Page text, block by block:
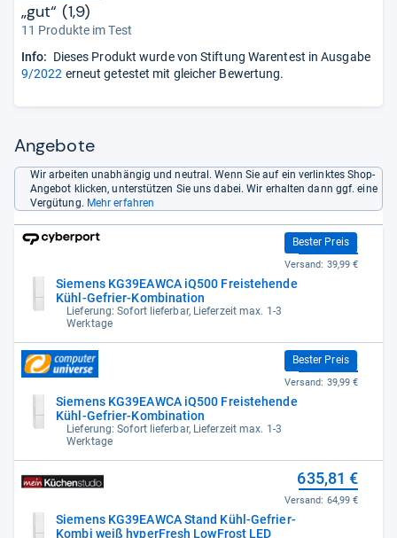
„gut“ (1,9)
11 Produkte im Test
Info: Dieses Produkt wurde von Stiftung Warentest in Ausgabe
9/2022 erneut getestet mit gleicher Bewertung.
Angebote
Wir arbeiten unabhängig und neutral. Wenn Sie auf ein verlinktes Shop-
Angebot klicken, unterstützen Sie uns dabei. Wir erhalten dann ggf. eine
Vergütung. Mehr erfahren
Siemens KG39EAWCA iQ500 Freistehende
Kühl-Gefrier-Kombination
Lieferung: Sofort lieferbar, Lieferzeit max. 1-3
Werktage
Bester Preis
624,00 €
Versand: 39,99 €
Siemens KG39EAWCA iQ500 Freistehende
Kühl-Gefrier-Kombination
Lieferung: Sofort lieferbar, Lieferzeit max. 1-3
Werktage
Bester Preis
624,00 €
Versand: 39,99 €
Siemens KG39EAWCA Stand Kühl-Gefrier-
Kombi weiß hyperFresh LowFrost LED
635,81 €
Versand: 64,99 €